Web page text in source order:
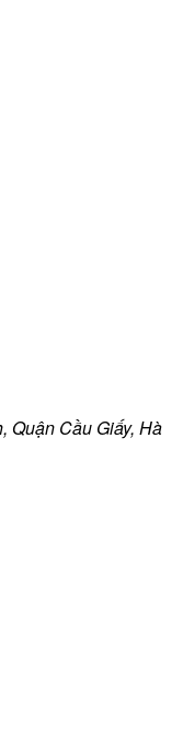
Quận Cầu Giấy, Hà